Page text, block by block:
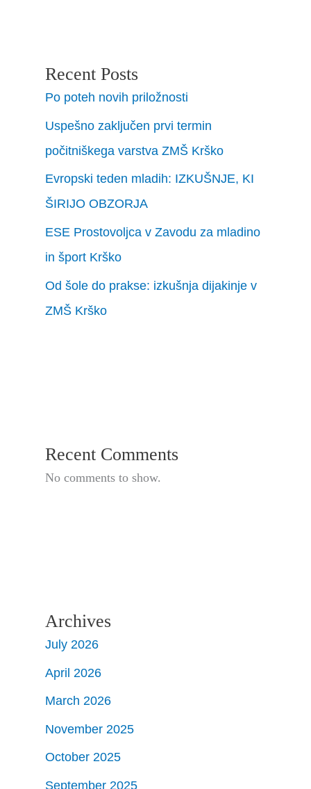
Recent Posts
Po poteh novih priložnosti
Uspešno zaključen prvi termin
počitniškega varstva ZMŠ Krško
Evropski teden mladih: IZKUŠNJE, KI
ŠIRIJO OBZORJA
ESE Prostovoljca v Zavodu za mladino
in šport Krško
Od šole do prakse: izkušnja dijakinje v
ZMŠ Krško
Recent Comments
No comments to show.
Archives
July 2026
April 2026
March 2026
November 2025
October 2025
September 2025